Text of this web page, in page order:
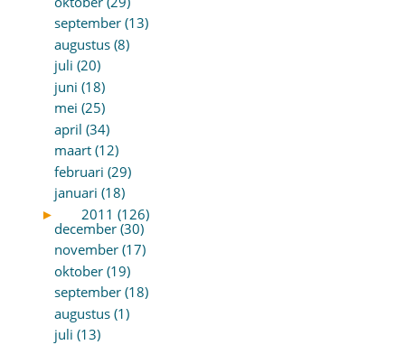
september (13)
augustus (8)
juli (20)
juni (18)
mei (25)
april (34)
maart (12)
februari (29)
januari (18)
►
2011 (126)
december (30)
november (17)
oktober (19)
september (18)
augustus (1)
juli (13)